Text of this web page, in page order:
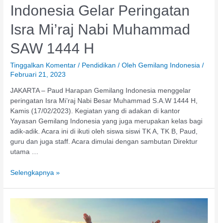
Indonesia Gelar Peringatan
Isra Mi’raj Nabi Muhammad
SAW 1444 H
Tinggalkan Komentar / Pendidikan / OlehGemilang Indonesia/
Februari 21, 2023
JAKARTA – Paud Harapan Gemilang Indonesia menggelar
peringatan Isra Mi’raj Nabi Besar Muhammad S.A.W 1444 H,
Kamis (17/02/2023). Kegiatan yang di adakan di kantor
Yayasan Gemilang Indonesia yang juga merupakan kelas bagi
adik-adik. Acara ini di ikuti oleh siswa siswi TK A, TK B, Paud,
guru dan juga staff. Acara dimulai dengan sambutan Direktur
utama …
Selengkapnya »